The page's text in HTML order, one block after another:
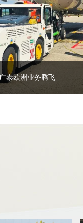
泰欧洲业务腾飞